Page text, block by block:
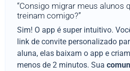
“Consigo migrar meus alunos
treinam comigo?”
Sim! O app é super intuitivo.
link de convite personalizado
aluna, elas baixam o app e
menos de 2 minutos. Sua